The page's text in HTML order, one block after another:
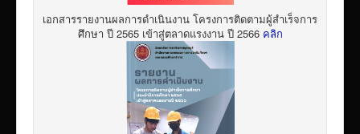
เอกสารรายงานผลการดำเนินงาน โครงการติดตามผู้สำเร็จการ
ศึกษา ปี 2565 เข้าสู่ตลาดแรงงาน ปี 2566 คลิก